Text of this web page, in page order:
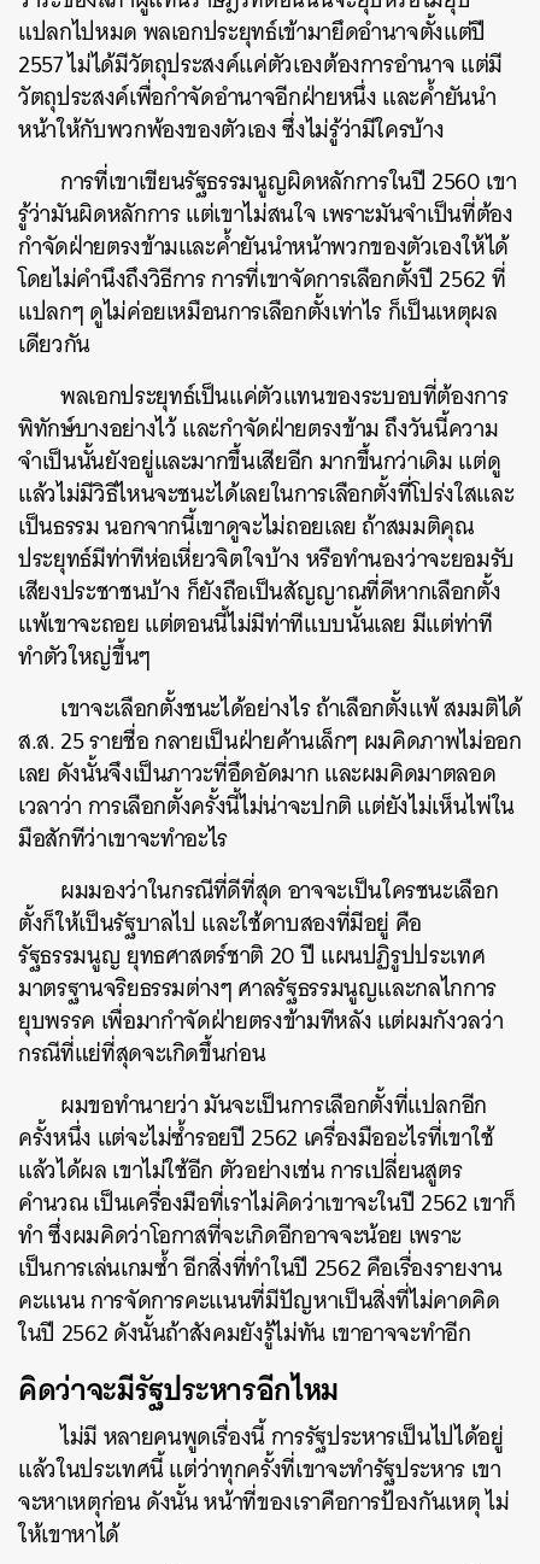
แปลกไปหมด พลเอกประยุทธ์เข้ามายึดอำนาจตั้งแต่ปี
2557 ไม่ได้มีวัตถุประสงค์แค่ตัวเองต้องการอำนาจ แต่มี
วัตถุประสงค์เพื่อกำจัดอำนาจอีกฝ่ายหนึ่ง และค้ำยันนำ
หน้าให้กับพวกพ้องของตัวเอง ซึ่งไม่รู้ว่ามีใครบ้าง
การที่เขาเขียนรัฐธรรมนูญผิดหลักการในปี 2560 เขา
รู้ว่ามันผิดหลักการ แต่เขาไม่สนใจ เพราะมันจำเป็นที่ต้อง
กำจัดฝ่ายตรงข้ามและค้ำยันนำหน้าพวกของตัวเองให้ได้
โดยไม่คำนึงถึงวิธีการ การที่เขาจัดการเลือกตั้งปี 2562 ที่
แปลกๆ ดูไม่ค่อยเหมือนการเลือกตั้งเท่าไร ก็เป็นเหตุผล
เดียวกัน
พลเอกประยุทธ์เป็นแค่ตัวแทนของระบอบที่ต้องการ
พิทักษ์บางอย่างไว้ และกำจัดฝ่ายตรงข้าม ถึงวันนี้ความ
จำเป็นนั้นยังอยู่และมากขึ้นเสียอีก มากขึ้นกว่าเดิม แต่ดู
แล้วไม่มีวิธีไหนจะชนะได้เลยในการเลือกตั้งที่โปร่งใสและ
เป็นธรรม นอกจากนี้เขาดูจะไม่ถอยเลย ถ้าสมมติคุณ
ประยุทธ์มีท่าทีห่อเหี่ยวจิตใจบ้าง หรือทำนองว่าจะยอมรับ
เสียงประชาชนบ้าง ก็ยังถือเป็นสัญญาณที่ดีหากเลือกตั้ง
แพ้เขาจะถอย แต่ตอนนี้ไม่มีท่าทีแบบนั้นเลย มีแต่ท่าที
ทำตัวใหญ่ขึ้นๆ
เขาจะเลือกตั้งชนะได้อย่างไร ถ้าเลือกตั้งแพ้ สมมติได้
ส.ส. 25 รายชื่อ กลายเป็นฝ่ายค้านเล็กๆ ผมคิดภาพไม่ออก
เลย ดังนั้นจึงเป็นภาวะที่อึดอัดมาก และผมคิดมาตลอด
เวลาว่า การเลือกตั้งครั้งนี้ไม่น่าจะปกติ แต่ยังไม่เห็นไพ่ใน
มือสักทีว่าเขาจะทำอะไร
ผมมองว่าในกรณีที่ดีที่สุด อาจจะเป็นใครชนะเลือก
ตั้งก็ให้เป็นรัฐบาลไป และใช้ดาบสองที่มีอยู่ คือ
รัฐธรรมนูญ ยุทธศาสตร์ชาติ 20 ปี แผนปฏิรูปประเทศ
มาตรฐานจริยธรรมต่างๆ ศาลรัฐธรรมนูญและกลไกการ
ยุบพรรค เพื่อมากำจัดฝ่ายตรงข้ามทีหลัง แต่ผมกังวลว่า
กรณีที่แย่ที่สุดจะเกิดขึ้นก่อน
ผมขอทำนายว่า มันจะเป็นการเลือกตั้งที่แปลกอีก
ครั้งหนึ่ง แต่จะไม่ซ้ำรอยปี 2562 เครื่องมืออะไรที่เขาใช้
แล้วได้ผล เขาไม่ใช้อีก ตัวอย่างเช่น การเปลี่ยนสูตร
คำนวณ เป็นเครื่องมือที่เราไม่คิดว่าเขาจะในปี 2562 เขาก็
ทำ ซึ่งผมคิดว่าโอกาสที่จะเกิดอีกอาจจะน้อย เพราะ
เป็นการเล่นเกมซ้ำ อีกสิ่งที่ทำในปี 2562 คือเรื่องรายงาน
คะแนน การจัดการคะแนนที่มีปัญหาเป็นสิ่งที่ไม่คาดคิด
ในปี 2562 ดังนั้นถ้าสังคมยังรู้ไม่ทัน เขาอาจจะทำอีก
คิดว่าจะมีรัฐประหารอีกไหม
ไม่มี หลายคนพูดเรื่องนี้ การรัฐประหารเป็นไปได้อยู่
แล้วในประเทศนี้ แต่ว่าทุกครั้งที่เขาจะทำรัฐประหาร เขา
จะหาเหตุก่อน ดังนั้น หน้าที่ของเราคือการป้องกันเหตุ ไม่
ให้เขาหาได้
SHARE TWEET LINE EMAIL